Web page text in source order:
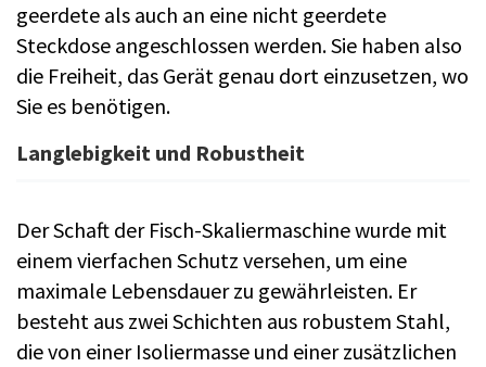
geerdete als auch an eine nicht geerdete
Steckdose angeschlossen werden. Sie haben also
die Freiheit, das Gerät genau dort einzusetzen, wo
Sie es benötigen.
Langlebigkeit und Robustheit
Der Schaft der Fisch-Skaliermaschine wurde mit
einem vierfachen Schutz versehen, um eine
maximale Lebensdauer zu gewährleisten. Er
besteht aus zwei Schichten aus robustem Stahl,
die von einer Isoliermasse und einer zusätzlichen